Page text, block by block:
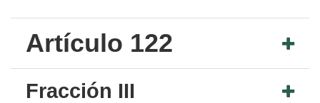
Artículo 122
Fracción III